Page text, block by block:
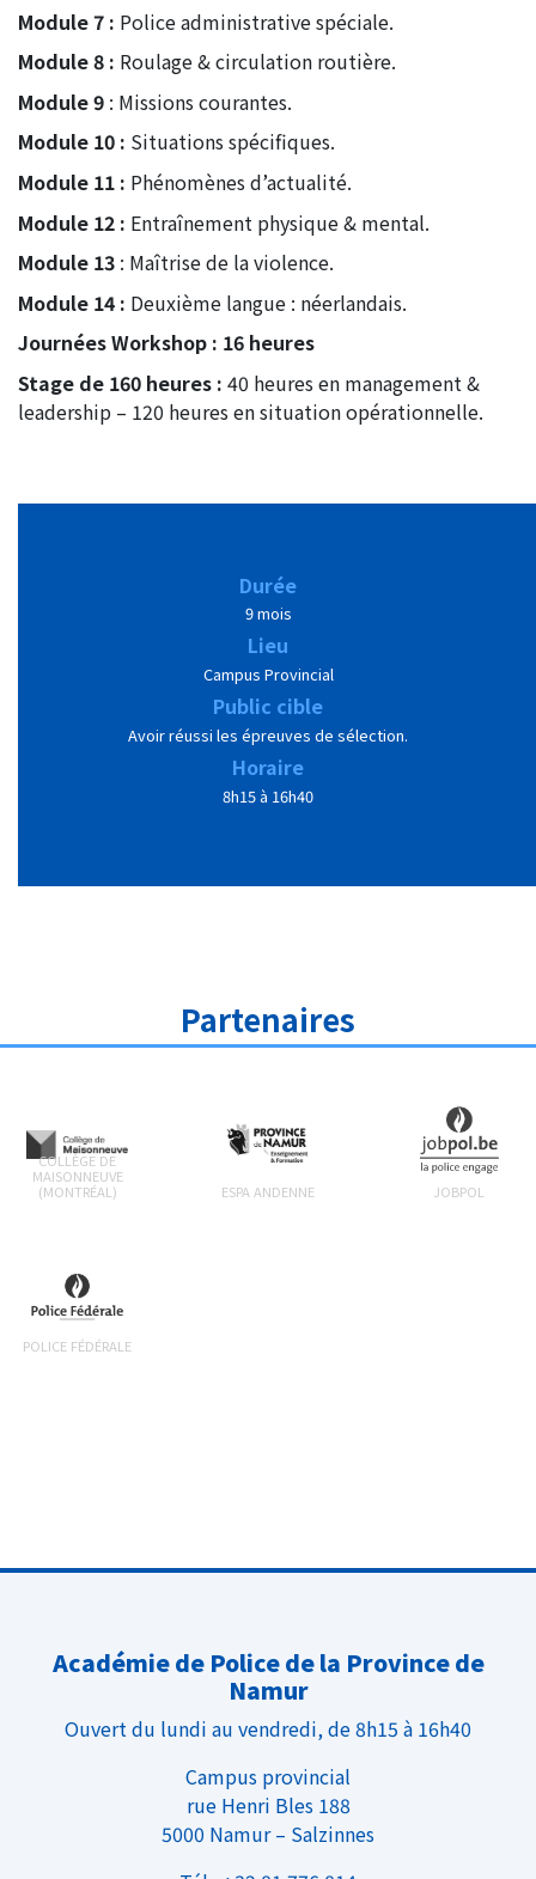
Module 7 : Police administrative spéciale.
Module 8 : Roulage & circulation routière.
Module 9 : Missions courantes.
Module 10 : Situations spécifiques.
Module 11 : Phénomènes d’actualité.
Module 12 : Entraînement physique & mental.
Module 13 : Maîtrise de la violence.
Module 14 : Deuxième langue : néerlandais.
Journées Workshop : 16 heures
Stage de 160 heures : 40 heures en management &
leadership – 120 heures en situation opérationnelle.
Durée
9 mois
Lieu
Campus Provincial
Public cible
Avoir réussi les épreuves de sélection.
Horaire
8h15 à 16h40
Partenaires
COLLÈGE DE
MAISONNEUVE
(MONTRÉAL)
ESPA ANDENNE JOBPOL
POLICE FÉDÉRALE
Académie de Police de la Province de
Namur
Ouvert du lundi au vendredi, de 8h15 à 16h40
Campus provincial
rue Henri Bles 188
5000 Namur – Salzinnes